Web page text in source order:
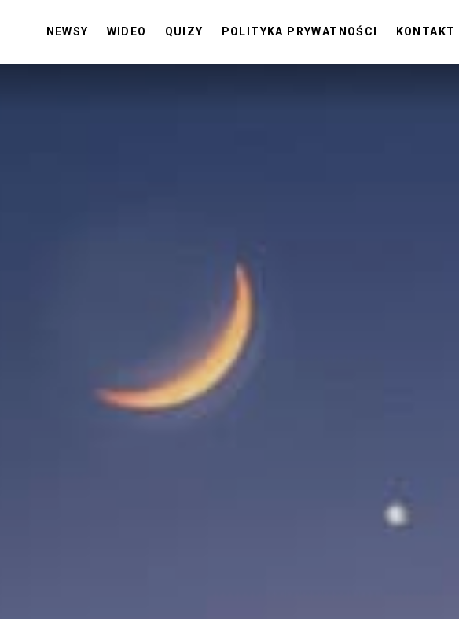
NEWSY WIDEO QUIZY POLITYKA PRYWATNOŚCI KONTAKT